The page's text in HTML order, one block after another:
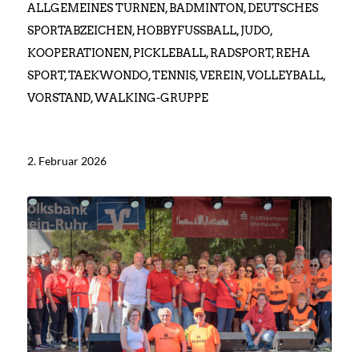
ALLGEMEINES TURNEN,BADMINTON,DEUTSCHES
SPORTABZEICHEN,HOBBYFUSSBALL,JUDO,
KOOPERATIONEN,PICKLEBALL,RADSPORT,REHA
SPORT,TAEKWONDO,TENNIS,VEREIN,VOLLEYBALL,
VORSTAND,WALKING-GRUPPE
2. Februar 2026